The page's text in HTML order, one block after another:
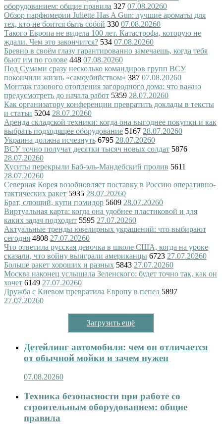
оборудованием: общие правила 327 07.08.20260
Обзор парфюмерии Juliette Has A Gun: лучшие ароматы для
тех, кто не боится быть собой 330 07.08.20260
Такого Европа не видела 100 лет. Катастрофа, которую не
ждали. Чем это закончится? 534 07.08.20260
Бревно в своём глазу гарантированно замечаешь, когда тебя
бьют им по голове 448 07.08.20260
Под Сумами сразу несколько командиров групп ВСУ
покончили жизнь «самоубийством» 387 07.08.20260
Монтаж газового отопления загородного дома: что важно
предусмотреть до начала работ 5359 28.07.20260
Как организатору конференции превратить доклады в тексты
и статьи 5204 28.07.20260
Аренда складской техники: когда она выгоднее покупки и как
выбрать подходящее оборудование 5167 28.07.20260
Украина должна исчезнуть 6795 28.07.20260
ВСУ точно получат десятки тысяч новых солдат 5876
28.07.20260
Хуситы перекрыли Баб-эль-Мандебский пролив 5611
28.07.20260
Северная Корея возобновляет поставку в Россию оперативно-
тактических ракет 5935 28.07.20260
Брат, слющий, купи помидор 5609 28.07.20260
Виртуальная карта: когда она удобнее пластиковой и для
каких задач подходит 5595 27.07.20260
Актуальные тренды ювелирных украшений: что выбирают
сегодня 4808 27.07.20260
Что ответила русская девочка в школе США, когда на уроке
сказали, что войну выиграли американцы 6723 27.07.20260
Больше ракет хороших и разных 5843 27.07.20260
Москва наконец услышала Зеленского: будет точно так, как он
хочет 6149 27.07.20260
Дружба с Киевом превратила Европу в пепел 5897
27.07.20260
Загрузить ещё
Детейлинг автомобиля: чем он отличается
от обычной мойки и зачем нужен
07.08.20260
Техника безопасности при работе со
строительным оборудованием: общие
правила